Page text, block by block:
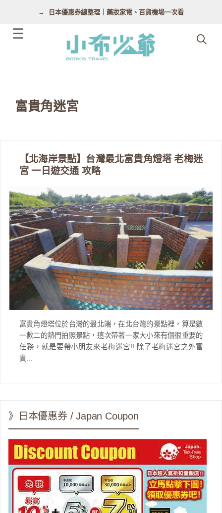
日本優惠券總整理｜藥妝家電、百貨機場一次看
富貴角迷宮
【北海岸景點】台灣最北富貴角燈塔 老梅迷
宮 一日遊交通 攻略
富貴角燈塔位於台灣的最北端，在北台灣的景點裡，算是數
一數二的熱門拍照景點，這次帶著一家大小來有個很重要的
任務，就是要帶小朋友來老梅迷宮!! 除了老梅迷宮之外富
貴...
》日本優惠券 / Japan Coupon